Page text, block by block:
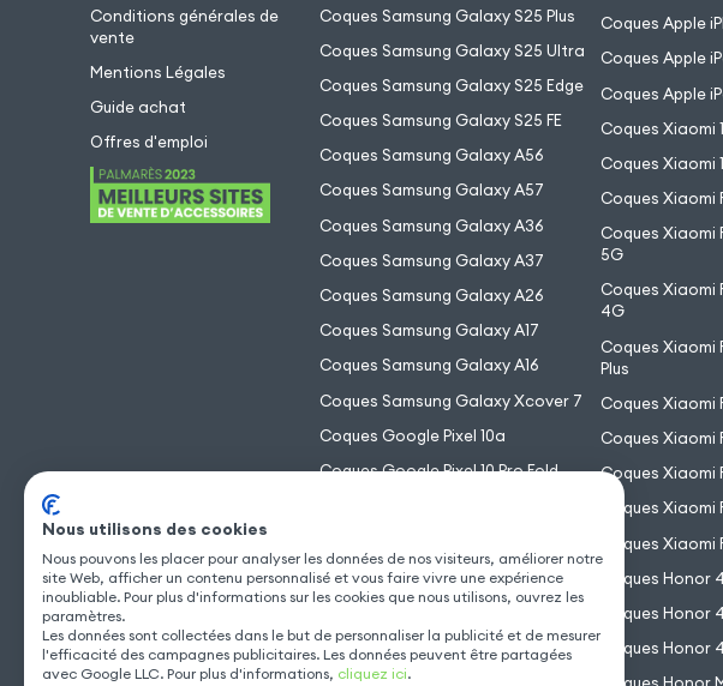
Conditions générales de
vente
Mentions Légales
Guide achat
Offres d'emploi
Coques Samsung Galaxy S25 Plus
Coques Samsung Galaxy S25 Ultra
Coques Samsung Galaxy S25 Edge
Coques Samsung Galaxy S25 FE
Coques Samsung Galaxy A56
Coques Samsung Galaxy A57
Coques Samsung Galaxy A36
Coques Samsung Galaxy A37
Coques Samsung Galaxy A26
Coques Samsung Galaxy A17
Coques Samsung Galaxy A16
Coques Samsung Galaxy Xcover 7
Coques Google Pixel 10a
Coques Google Pixel 10 Pro Fold
Coques Google Pixel 10
Coques Apple
Coques Apple
Coques Apple
Coques Xiaomi
Coques Xiaomi
Coques Xiaomi
Coques Xiaomi
5G
Coques Xiaomi
4G
Coques Xiaomi
Plus
Coques Xiaomi
Coques Xiaomi
Coques Xiaomi
Coques Xiaomi
Coques Xiaomi
Coques Honor
Coques Honor
Coques Honor
Nous utilisons des cookies
Nous pouvons les placer pour analyser les données de nos visiteurs, améliorer notre
site Web, afficher un contenu personnalisé et vous faire vivre une expérience
inoubliable. Pour plus d'informations sur les cookies que nous utilisons, ouvrez les
paramètres.
Les données sont collectées dans le but de personnaliser la publicité et de mesurer
l'efficacité des campagnes publicitaires. Les données peuvent être partagées
avec Google LLC. Pour plus d'informations, cliquez ici.